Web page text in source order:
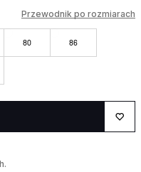
Przewodnik po rozmiarach
80 86